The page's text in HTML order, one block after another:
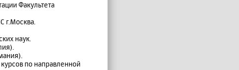
Факультета
г.Москва.
наук.
по направленной